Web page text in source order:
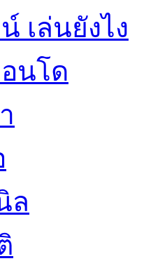
เล่นยังไง
นโด
ล